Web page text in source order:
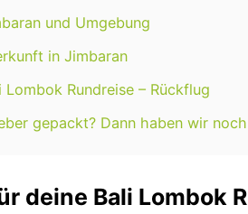
und Umgebung
in Jimbaran
Lombok Rundreise – Rückflug
gepackt? Dann haben wir
deine Bali Lombok